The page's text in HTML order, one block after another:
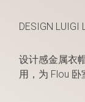
DESIGN LUIGI
设计感金属衣
用，为 Flou 卧